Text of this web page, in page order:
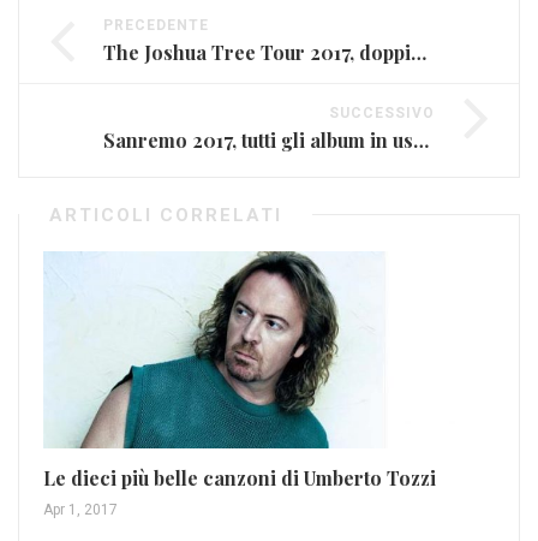
PRECEDENTE
The Joshua Tree Tour 2017, doppiamente U2
SUCCESSIVO
Sanremo 2017, tutti gli album in uscita
ARTICOLI CORRELATI
Le dieci più belle canzoni di Umberto Tozzi
Apr 1, 2017